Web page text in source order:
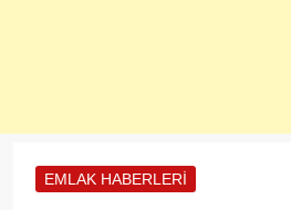
EMLAK HABERLERI